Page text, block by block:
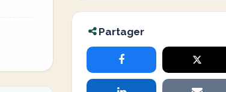
Partager